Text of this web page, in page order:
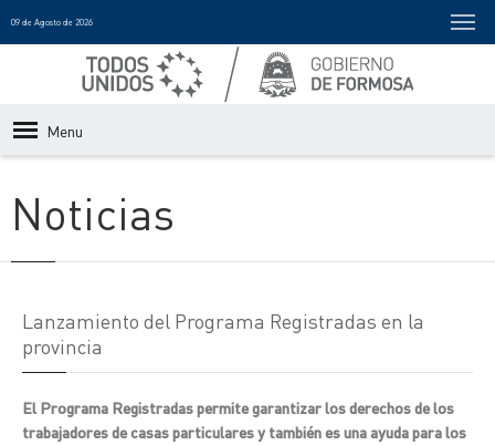
09 de Agosto de 2026
Menu
Noticias
Lanzamiento del Programa Registradas en la
provincia
El Programa Registradas permite garantizar los derechos de los
trabajadores de casas particulares y también es una ayuda para los